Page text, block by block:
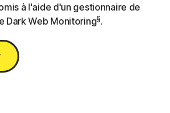
à l'aide d'un gestionnaire de
Dark Web Monitoring§.